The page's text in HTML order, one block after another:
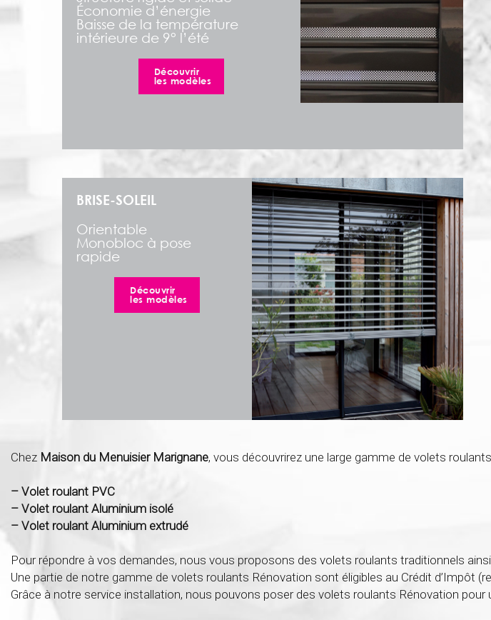
Économie d’énergie
Baisse de la température
intérieure de 9° l’été
Découvrir
les modèles
BRISE-SOLEIL
Orientable
Monobloc à pose
rapide
Découvrir
les modèles
Chez Maison du Menuisier Marignane, vous découvrirez une large gamme de volets roulants.
– Volet roulant PVC
– Volet roulant Aluminium isolé
– Volet roulant Aluminium extrudé
Pour répondre à vos demandes, nous vous proposons des volets roulants traditionnels
Une partie de notre gamme de volets roulants Rénovation sont éligibles au Crédit d’Impôt
Grâce à notre service installation, nous pouvons poser des volets roulants Rénovation pour